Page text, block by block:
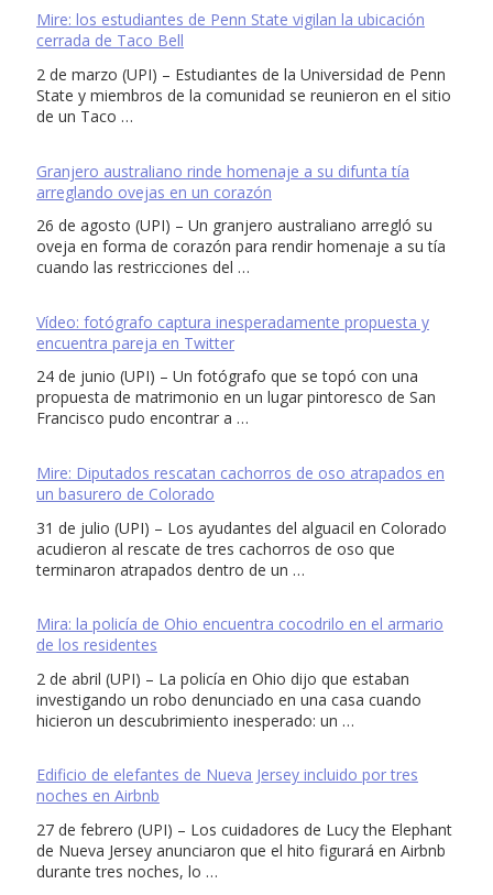
Mire: los estudiantes de Penn State vigilan la ubicación
cerrada de Taco Bell
2 de marzo (UPI) – Estudiantes de la Universidad de Penn
State y miembros de la comunidad se reunieron en el sitio
de un Taco …
Granjero australiano rinde homenaje a su difunta tía
arreglando ovejas en un corazón
26 de agosto (UPI) – Un granjero australiano arregló su
oveja en forma de corazón para rendir homenaje a su tía
cuando las restricciones del …
Vídeo: fotógrafo captura inesperadamente propuesta y
encuentra pareja en Twitter
24 de junio (UPI) – Un fotógrafo que se topó con una
propuesta de matrimonio en un lugar pintoresco de San
Francisco pudo encontrar a …
Mire: Diputados rescatan cachorros de oso atrapados en
un basurero de Colorado
31 de julio (UPI) – Los ayudantes del alguacil en Colorado
acudieron al rescate de tres cachorros de oso que
terminaron atrapados dentro de un …
Mira: la policía de Ohio encuentra cocodrilo en el armario
de los residentes
2 de abril (UPI) – La policía en Ohio dijo que estaban
investigando un robo denunciado en una casa cuando
hicieron un descubrimiento inesperado: un …
Edificio de elefantes de Nueva Jersey incluido por tres
noches en Airbnb
27 de febrero (UPI) – Los cuidadores de Lucy the Elephant
de Nueva Jersey anunciaron que el hito figurará en Airbnb
durante tres noches, lo …